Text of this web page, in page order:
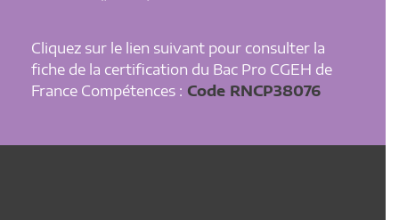
Cliquez sur le lien suivant pour consulter la
fiche de la certification du Bac Pro CGEH de
France Compétences : Code RNCP38076